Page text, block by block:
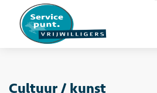
Cultuur / kunst